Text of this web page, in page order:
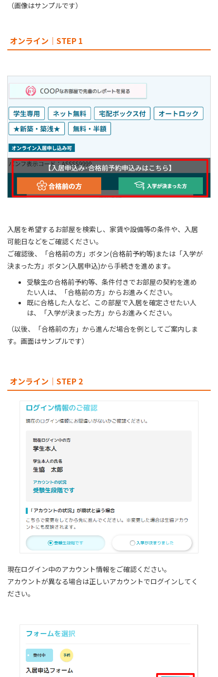
（画像はサンプルです）
オンライン｜STEP 1
入居を希望するお部屋を検索し、家賃や設備等の条件や、入居
可能日などをご確認ください。
ご確認後、「合格前の方」ボタン(合格前予約等)または「入学が
決まった方」ボタン(入居申込)から手続きを進めます。
受験生の合格前予約等、条件付きでお部屋の契約を進め
たい人は、「合格前の方」からお進みください。
既に合格した人など、この部屋で入居を確定させたい⼈
は、「入学が決まった方」からお進みください。
（以後、「合格前の方」から進んだ場合を例としてご案内しま
す。画面はサンプルです）
オンライン｜STEP 2
現在ログイン中のアカウント情報をご確認ください。
アカウントが異なる場合は正しいアカウントでログインしてく
ださい。